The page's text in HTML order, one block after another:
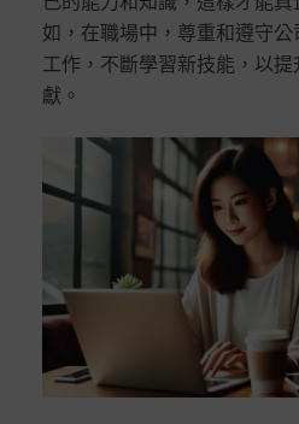
如，在職場中，尊重和遵守
工作，不斷學習新技能，以
獻。